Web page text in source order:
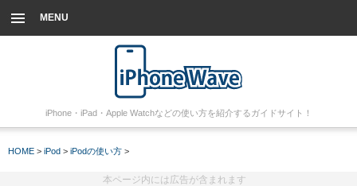
MENU
iPhone・iPad・Apple Watchなどの使い方を紹介するガイドサイト！
HOME > iPod > iPodの使い方 >
本ページ内には広告が含まれます